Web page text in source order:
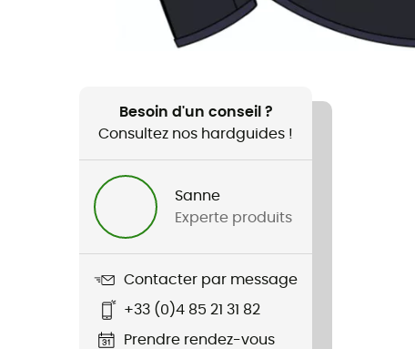
Besoin d'un conseil ?
Consultez nos hardguides !
Sanne
Experte produits
Contacter par message
+33 (0)4 85 21 31 82
Prendre rendez-vous